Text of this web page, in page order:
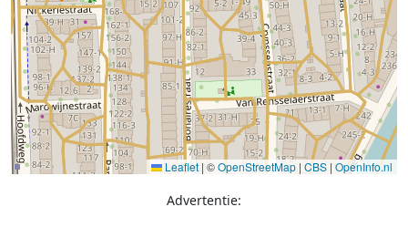
Leaflet | ©OpenStreetMap | CBS | OpenInfo.nl
Advertentie: